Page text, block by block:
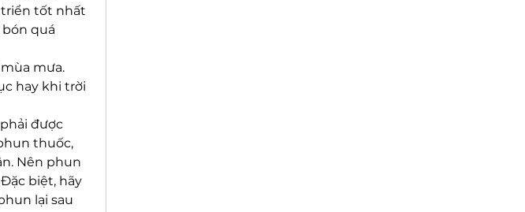
triển tốt nhất
quá
mưa.
hay khi trời
được
thuốc,
Nên phun
biệt, hãy
lại sau